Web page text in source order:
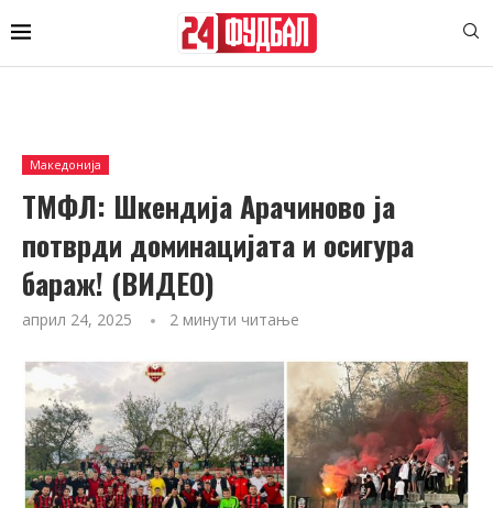
Македонија
ТМФЛ: Шкендија Арачиново ја
потврди доминацијата и осигура
бараж! (ВИДЕО)
април 24, 2025 2 минути читање